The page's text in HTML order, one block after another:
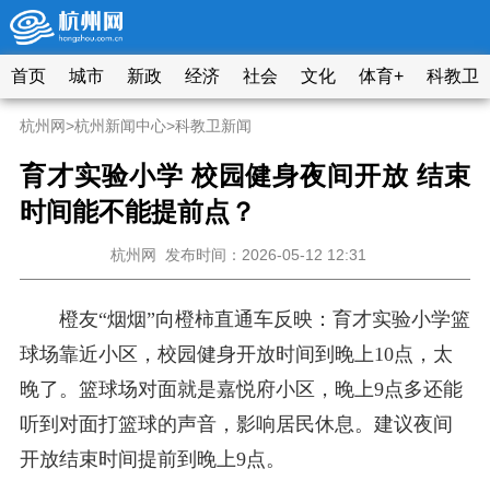
首页 城市 新政 经济 社会 文化 体育+ 科教卫
杭州网>杭州新闻中心>科教卫新闻
育才实验小学 校园健身夜间开放 结束
时间能不能提前点？
杭州网 发布时间：2026-05-12 12:31
橙友“烟烟”向橙柿直通车反映：育才实验小学篮
球场靠近小区，校园健身开放时间到晚上10点，太
晚了。篮球场对面就是嘉悦府小区，晚上9点多还能
听到对面打篮球的声音，影响居民休息。建议夜间
开放结束时间提前到晚上9点。